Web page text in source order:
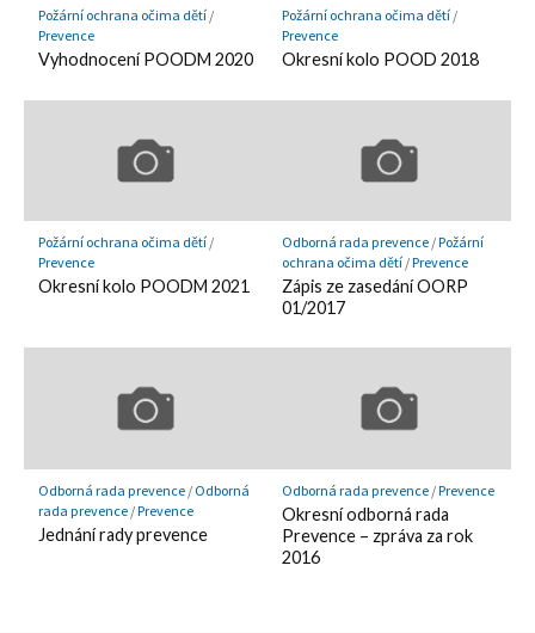
Požární ochrana očima dětí/
Prevence
Vyhodnocení POODM 2020
Požární ochrana očima dětí/
Prevence
Okresní kolo POOD 2018
Požární ochrana očima dětí/
Prevence
Okresní kolo POODM 2021
Odborná rada prevence/Požární
ochrana očima dětí/Prevence
Zápis ze zasedání OORP
01/2017
Odborná rada prevence/ Odborná
rada prevence/Prevence
Jednání rady prevence
Odborná rada prevence/Prevence
Okresní odborná rada
Prevence – zpráva za rok
2016